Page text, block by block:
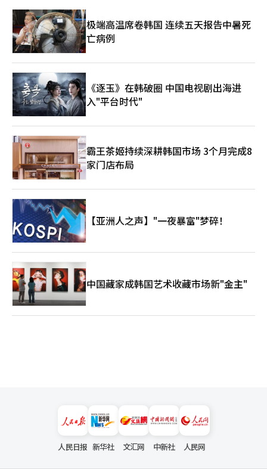
络平台上，介绍体验各种现场劳动的频道人气极高。拥有105万订
阅粉丝的“All about jobs”极具代表性，视频多以沉浸式体验现
场劳动为主题，播放量极高。 千禧年前后曾一度流行的“工装
风”也卷土重来，市场调查机构TMR的数据显示，2022年至2031
年间，全球工装市场规模将从以年均6.3%的增幅持续扩大，韩国
的本土工装市场规模也已突破1万亿韩元。 但“理想很丰满，现实
很骨感”，蓝领工作虽充满吸引力，但入行门槛却比想象中要高。
蓝领职业的工种十分多元，从清洁、焊接、贴砖、管道、木工、园
艺，到叉车、挖掘机、起重机等工程机械操作都属于广义上的蓝领
范畴。仅装修领域就包含墙纸铺设、地板安装、门窗维修、阳台扩
建、水槽更换等繁杂的细分类别。 对于渴望脱下长袍加入蓝领大
军的年轻人，专业人士建议称，选择职业时应结合现有资金、可投
入的时间、居住地区等实际条件选择合适工种。蓝领工作既有驾驶
叉车、挖掘机等必须持证上岗的领域，也有清洁、管道、木工、瓷
砖等虽需资格证，但更看重现场经验的行业。若目前已有工作，建
议先积累经验而非盲目“裸辞”，不妨可选择培训机构，或利用假
日打零工熟悉现场氛围再慎重做出判断。
极端高温席卷韩国 连续五天报告中暑死
亡病例
《逐玉》在韩破圈 中国电视剧出海进
入"平台时代"
霸王茶姬持续深耕韩国市场 3个月完成8
家门店布局
【亚洲人之声】"一夜暴富"梦碎！
中国藏家成韩国艺术收藏市场新"金主"
人民日报 新华社 文汇网 中新社 人民网